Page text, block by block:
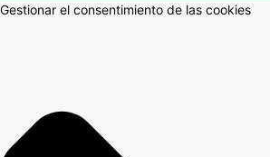
Gestionar el consentimiento de las cookies